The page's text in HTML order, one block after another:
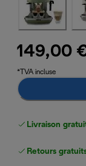
149,00
*TVA incluse
Livraison
Retours